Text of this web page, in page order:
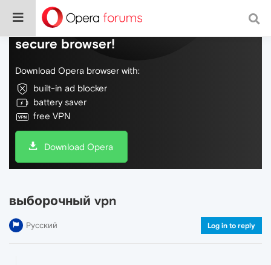
Do more on the web, with a fast and
secure browser!
Download Opera browser with:
built-in ad blocker
battery saver
free VPN
Download Opera
выборочный vpn
Русский Log in to reply